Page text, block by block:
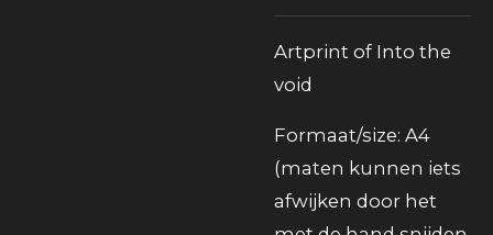
Artprint of Into the
void
Formaat/size: A4
(maten kunnen iets
afwijken door het